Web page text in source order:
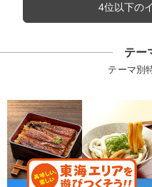
4位以下の
テー
テーマ別